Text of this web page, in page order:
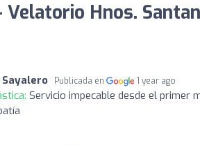
Velatorio Hnos.
Sayalero Publicada en 1 year ago
Servicio impecable desde el primer